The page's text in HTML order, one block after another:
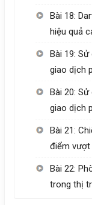
Bài 18:
hiệu quả
Bài 19:
giao dịch
Bài 20:
giao dịch
Bài 21:
điểm
Bài 22:
trong thị